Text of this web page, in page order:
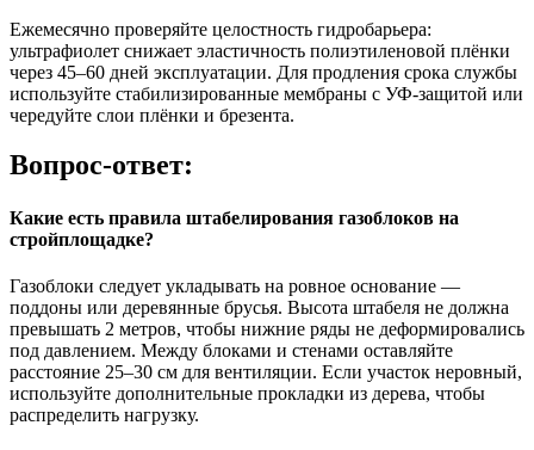
Ежемесячно проверяйте целостность гидробарьера:
ультрафиолет снижает эластичность полиэтиленовой плёнки
через 45–60 дней эксплуатации. Для продления срока службы
используйте стабилизированные мембраны с УФ-защитой или
чередуйте слои плёнки и брезента.
Вопрос-ответ:
Какие есть правила штабелирования газоблоков на
стройплощадке?
Газоблоки следует укладывать на ровное основание —
поддоны или деревянные брусья. Высота штабеля не должна
превышать 2 метров, чтобы нижние ряды не деформировались
под давлением. Между блоками и стенами оставляйте
расстояние 25–30 см для вентиляции. Если участок неровный,
используйте дополнительные прокладки из дерева, чтобы
распределить нагрузку.